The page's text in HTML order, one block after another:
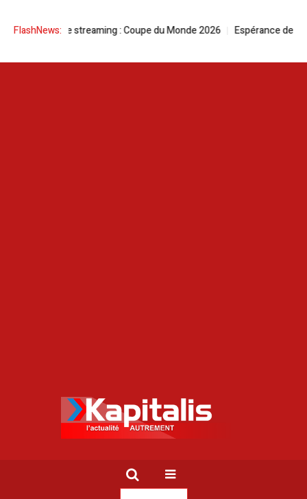
FlashNews:
live streaming : Coupe du Monde 2026 Espérance de Tunis |